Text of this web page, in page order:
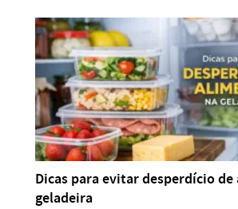
Dicas para evitar desperdício
geladeira